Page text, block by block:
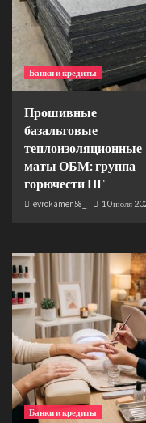
Банки и кредиты
Прошивные
базальтовые
теплоизоляционные
маты ОБМ: группа
горючести НГ
evrokamen58_ 10 июля
Банки и кредиты